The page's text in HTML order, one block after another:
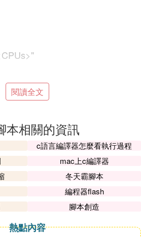
do
8
閱讀全文
本相關的資訊
c語言編譯器怎麼看執行過程
mac上c編譯器
冬天霸腳本
編程器flash
腳本創造
熱點內容